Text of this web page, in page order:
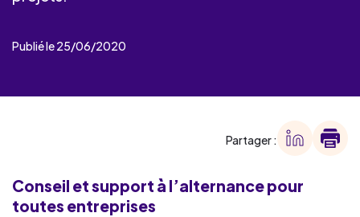
Publié le 25/06/2020
Partager :
Conseil et support à l’alternance pour
toutes entreprises